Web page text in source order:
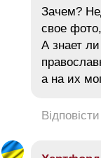
Зачем?
свое
А знает
а на их
Відповісти